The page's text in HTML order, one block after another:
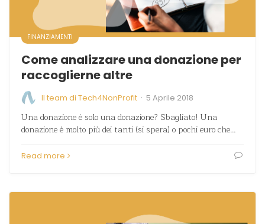
FINANZIAMENTI
Come analizzare una donazione per
raccoglierne altre
Il team di Tech4NonProfit · 5 Aprile 2018
Una donazione è solo una donazione? Sbagliato! Una
donazione è molto più dei tanti (si spera) o pochi euro che…
Read more